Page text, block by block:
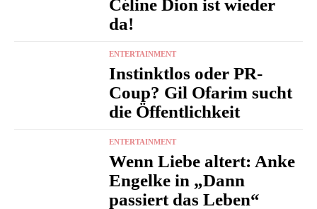
Céline Dion ist wieder
da!
ENTERTAINMENT
Instinktlos oder PR-
Coup? Gil Ofarim sucht
die Öffentlichkeit
ENTERTAINMENT
Wenn Liebe altert: Anke
Engelke in „Dann
passiert das Leben“